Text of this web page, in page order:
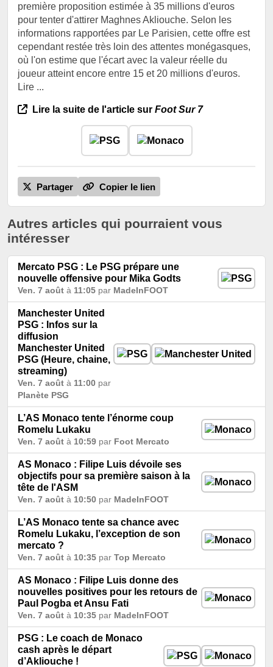
première proposition estimée à 35 millions d'euros
pour tenter d'attirer Maghnes Akliouche. Selon les
informations rapportées par Le Parisien, cette offre est
cependant restée très loin des attentes monégasques,
où l'on estime que l'écart avec la valeur réelle du
joueur atteint encore entre 15 et 20 millions d'euros.
Lire ...
Lire la suite de l'article sur Foot Sur 7
Partager Copier le lien
Autres articles qui pourraient vous
intéresser
Mercato PSG : Le PSG prépare une
nouvelle offensive pour Mika Godts
Ven. 7 août à 11:05 par MadeInFOOT
Manchester United
PSG : Infos sur la
diffusion
Manchester United
PSG (Heure, chaine,
streaming)
Ven. 7 août à 11:00 par
Planète PSG
L’AS Monaco tente l’énorme coup
Romelu Lukaku
Ven. 7 août à 10:59 par Foot Mercato
AS Monaco : Filipe Luis dévoile ses
objectifs pour sa première saison à la
tête de l'ASM
Ven. 7 août à 10:50 par MadeInFOOT
L’AS Monaco tente sa chance avec
Romelu Lukaku, l’exception de son
mercato ?
Ven. 7 août à 10:35 par Top Mercato
AS Monaco : Filipe Luis donne des
nouvelles positives pour les retours de
Paul Pogba et Ansu Fati
Ven. 7 août à 10:35 par MadeInFOOT
PSG : Le coach de Monaco
cash après le départ
d’Akliouche !